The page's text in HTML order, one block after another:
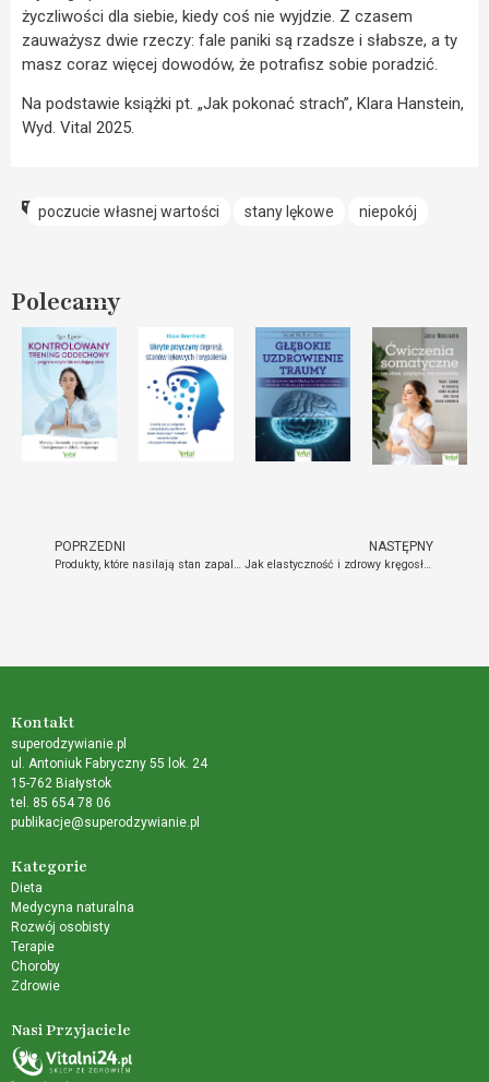
życzliwości dla siebie, kiedy coś nie wyjdzie. Z czasem
zauważysz dwie rzeczy: fale paniki są rzadsze i słabsze, a ty
masz coraz więcej dowodów, że potrafisz sobie poradzić.
Na podstawie książki pt. „Jak pokonać strach”, Klara Hanstein,
Wyd. Vital 2025.
poczucie własnej wartości stany lękowe niepokój
Polecamy
POPRZEDNI
Produkty, które nasilają stan zapalny – czego unikać?
NASTĘPNY
Jak elastyczność i zdrowy kręgosłup wpływają na twoje życie – praktyczne wskazówki z jogi
Kontakt
superodzywianie.pl
ul. Antoniuk Fabryczny 55 lok. 24
15-762 Białystok
tel. 85 654 78 06
publikacje@superodzywianie.pl
Kategorie
Dieta
Medycyna naturalna
Rozwój osobisty
Terapie
Choroby
Zdrowie
Nasi Przyjaciele